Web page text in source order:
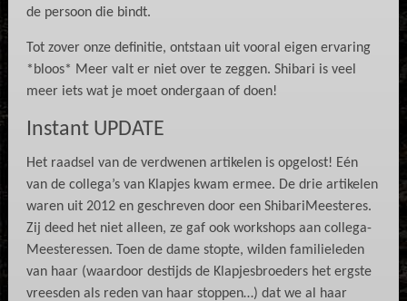
de persoon die bindt.
Tot zover onze definitie, ontstaan uit vooral eigen ervaring
*bloos* Meer valt er niet over te zeggen. Shibari is veel
meer iets wat je moet ondergaan of doen!
Instant UPDATE
Het raadsel van de verdwenen artikelen is opgelost! Eén
van de collega’s van Klapjes kwam ermee. De drie artikelen
waren uit 2012 en geschreven door een ShibariMeesteres.
Zij deed het niet alleen, ze gaf ook workshops aan collega-
Meesteressen. Toen de dame stopte, wilden familieleden
van haar (waardoor destijds de Klapjesbroeders het ergste
vreesden als reden van haar stoppen…) dat we al haar